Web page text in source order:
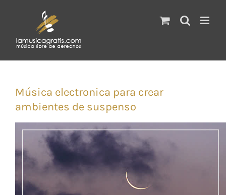
Música electronica para crear
ambientes de suspenso